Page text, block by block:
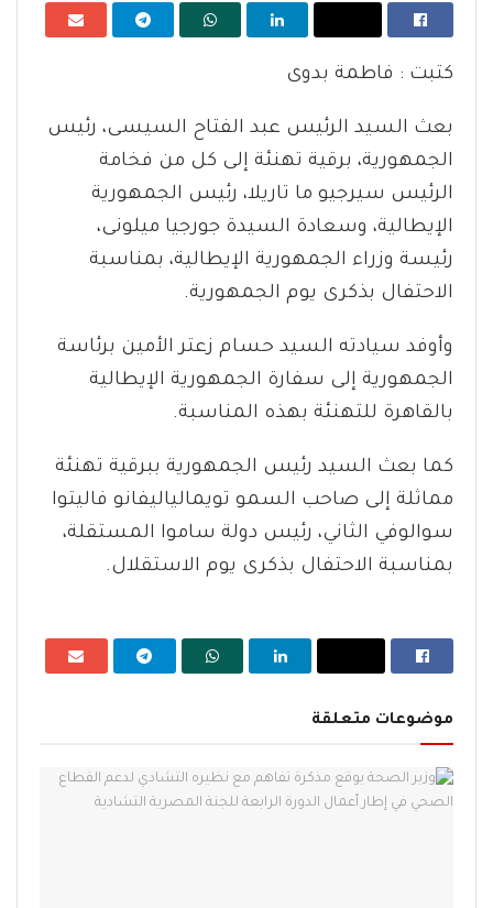
كتبت : فاطمة بدوى
بعث السيد الرئيس عبد الفتاح السيسى، رئيس
الجمهورية، برقية تهنئة إلى كل من فخامة
الرئيس سيرجيو ما تاريلا، رئيس الجمهورية
الإيطالية، وسعادة السيدة جورجيا ميلونى،
رئيسة وزراء الجمهورية الإيطالية، بمناسبة
الاحتفال بذكرى يوم الجمهورية.
وأوفد سيادته السيد حسام زعتر الأمين برئاسة
الجمهورية إلى سفارة الجمهورية الإيطالية
بالقاهرة للتهنئة بهذه المناسبة.
كما بعث السيد رئيس الجمهورية ببرقية تهنئة
مماثلة إلى صاحب السمو تويمالياليفانو فاليتوا
سوالوفي الثاني، رئيس دولة ساموا المستقلة،
بمناسبة الاحتفال بذكرى يوم الاستقلال.
موضوعات متعلقة